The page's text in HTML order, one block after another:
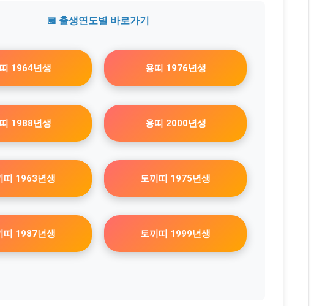
📅 출생연도별 바로가기
1964년생 용띠 1976년생
1988년생 용띠 2000년생
띠 1963년생 토끼띠 1975년생
띠 1987년생 토끼띠 1999년생